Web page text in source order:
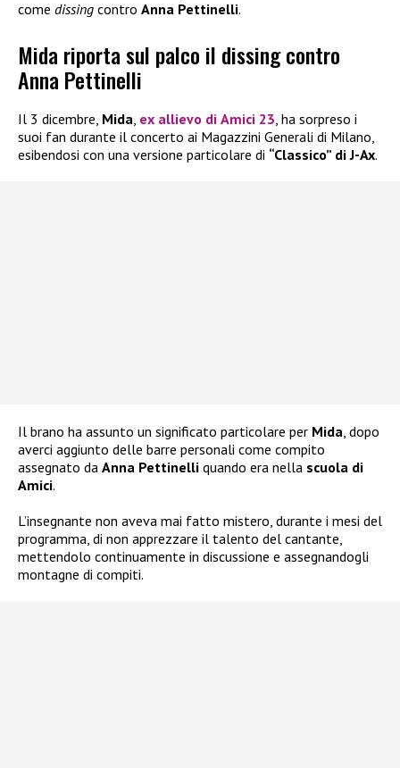
come dissing contro Anna Pettinelli.
Mida riporta sul palco il dissing contro
Anna Pettinelli
Il 3 dicembre, Mida ex allievo di Amici 23 , ha sorpreso i
suoi fan durante il concerto ai Magazzini Generali di Milano,
esibendosi con una versione particolare di “Classico” di J-Ax.
Il brano ha assunto un significato particolare per Mida , dopo
averci aggiunto delle barre personali come compito
assegnato da Anna Pettinelli quando era nella scuola di
Amici.
L’insegnante non aveva mai fatto mistero, durante i mesi del
programma, di non apprezzare il talento del cantante,
mettendolo continuamente in discussione e assegnandogli
montagne di compiti.